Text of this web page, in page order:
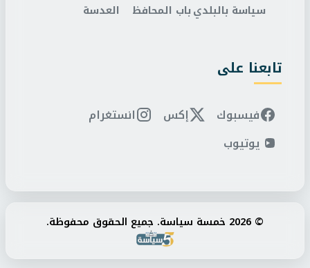
سياسة بالبلديباب المحافظ
العدسة
تابعنا على
فيسبوك إكس
انستغرام
يوتيوب
© 2026 خمسة سياسة. جميع الحقوق محفوظة.